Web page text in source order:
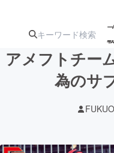
ジェク
アメフトチー
為のサ